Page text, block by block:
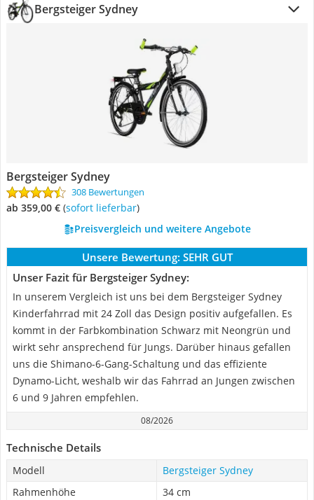
Bergsteiger Sydney
Bergsteiger Sydney
308 Bewertungen
ab 359,00 € ( Sofort lieferbar)
Preisvergleich und weitere Angebote
Unsere Bewertung: SEHR GUT
Unser Fazit für Bergsteiger Sydney:
In unserem Vergleich ist uns bei dem Bergsteiger Sydney
Kinderfahrrad mit 24 Zoll das Design positiv aufgefallen. Es
kommt in der Farbkombination Schwarz mit Neongrün und
wirkt sehr ansprechend für Jungs. Darüber hinaus gefallen
uns die Shimano-6-Gang-Schaltung und das effiziente
Dynamo-Licht, weshalb wir das Fahrrad an Jungen zwischen
6 und 9 Jahren empfehlen.
08/2026
Technische Details
Modell
Bergsteiger Sydney
Rahmenhöhe
34 cm